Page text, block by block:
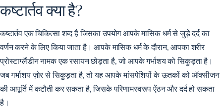
कष्टार्तव क्या है?
कष्टार्तव एक चिकित्सा शब्द है जिसका उपयोग आपके मासिक धर्म से जुड़े दर्द का
वर्णन करने के लिए किया जाता है। आपके मासिक धर्म के दौरान, आपका शरीर
प्रोस्टाग्लैंडीन नामक एक रसायन छोड़ता है, जो आपके गर्भाशय को सिकुड़ता है।
जब गर्भाशय ज़ोर से सिकुड़ता है, तो यह आपके मांसपेशियों के ऊतकों को ऑक्सीजन
की आपूर्ति में कटौती कर सकता है, जिसके परिणामस्वरूप ऐंठन और दर्द हो सकता
है।